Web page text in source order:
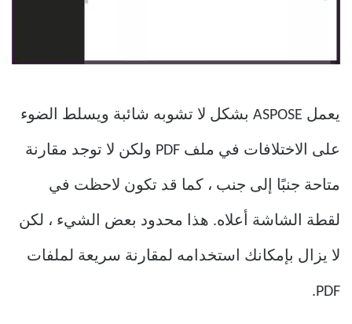
يعمل ASPOSE بشكل لا تشوبه شائبة ويسلط الضوء
على الاختلافات في ملف PDF ولكن لا توجد مقارنة
متاحة جنبًا إلى جنب ، كما قد تكون لاحظت في
لقطة الشاشة أعلاه. هذا محدود بعض الشيء ، لكن
لا يزال بإمكانك استخدامه لمقارنة سريعة لملفات
PDF.